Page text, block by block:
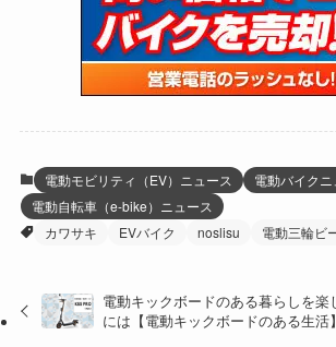
(65)
(109)
(15)
(5)
(17)
(5)
(27)
(61)
(13)
(60)
(171)
(38)
(47)
(59)
(47)
(35)
(41)
(12)
(16)
(20)
(4)
(16)
電動モビリティ（EV）ニュース
電動バイク
電動自転車（e-bike）ニュース
カワサキ
EVバイク noslisu 電動三輪ビ
電動キックボードのある暮らしを楽
には【電動キックボードのある生活】